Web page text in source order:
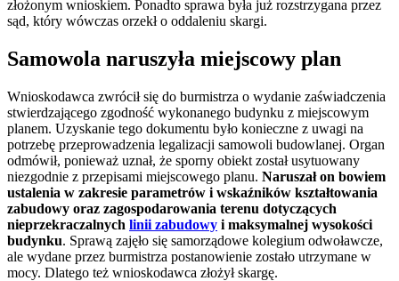
złożonym wnioskiem. Ponadto sprawa była już rozstrzygana przez
sąd, który wówczas orzekł o oddaleniu skargi.
Samowola naruszyła miejscowy plan
Wnioskodawca zwrócił się do burmistrza o wydanie zaświadczenia
stwierdzającego zgodność wykonanego budynku z miejscowym
planem. Uzyskanie tego dokumentu było konieczne z uwagi na
potrzebę przeprowadzenia legalizacji samowoli budowlanej. Organ
odmówił, ponieważ uznał, że sporny obiekt został usytuowany
niezgodnie z przepisami miejscowego planu. Naruszał on bowiem
ustalenia w zakresie parametrów i wskaźników kształtowania
zabudowy oraz zagospodarowania terenu dotyczących
nieprzekraczalnych linii zabudowy i maksymalnej wysokości
budynku. Sprawą zajęło się samorządowe kolegium odwoławcze,
ale wydane przez burmistrza postanowienie zostało utrzymane w
mocy. Dlatego też wnioskodawca złożył skargę.